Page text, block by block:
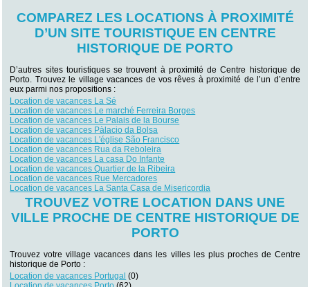
COMPAREZ LES LOCATIONS À PROXIMITÉ
D’UN SITE TOURISTIQUE EN CENTRE
HISTORIQUE DE PORTO
D’autres sites touristiques se trouvent à proximité de Centre historique de
Porto. Trouvez le village vacances de vos rêves à proximité de l’un d’entre
eux parmi nos propositions :
Location de vacances La Sé
Location de vacances Le marché Ferreira Borges
Location de vacances Le Palais de la Bourse
Location de vacances Pàlacio da Bolsa
Location de vacances L'église São Francisco
Location de vacances Rua da Reboleira
Location de vacances La casa Do Infante
Location de vacances Quartier de la Ribeira
Location de vacances Rue Mercadores
Location de vacances La Santa Casa de Misericordia
TROUVEZ VOTRE LOCATION DANS UNE
VILLE PROCHE DE CENTRE HISTORIQUE DE
PORTO
Trouvez votre village vacances dans les villes les plus proches de Centre
historique de Porto :
Location de vacances Portugal (0)